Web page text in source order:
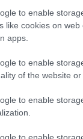
to enable
like cookies on web
apps.
to enable
of the website or
to enable
to enable
Week SS27: le